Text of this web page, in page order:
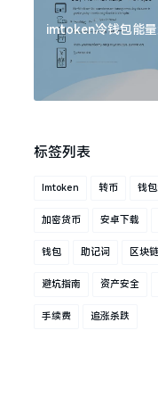
imtoken冷钱包能
标签列表
Imtoken 转币 钱
加密货币 安卓下载
钱包 助记词 区块链
避坑指南 资产安全
手续费 追涨杀跌